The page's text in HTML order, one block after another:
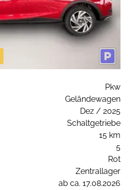
Pkw
Geländewagen
Dez / 2025
Schaltgetriebe
15 km
5
Rot
Zentrallager
ab ca. 17.08.2026